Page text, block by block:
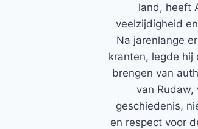
land, heeft
veelzijdigheid
Na jarenlange
kranten, legde hij
brengen van
van Rudaw,
geschiedenis,
en respect voor